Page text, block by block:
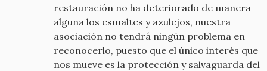
restauración no ha deteriorado de manera
alguna los esmaltes y azulejos, nuestra
asociación no tendrá ningún problema en
reconocerlo, puesto que el único interés que
nos mueve es la protección y salvaguarda del